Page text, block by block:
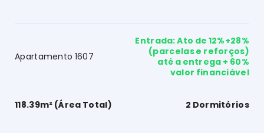
Apartamento 1607
118.39m² (Área Total) 2 Dormitórios
Entrada: Ato de 12%+28%
(parcelas e reforços)
até a entrega + 60%
valor financiável